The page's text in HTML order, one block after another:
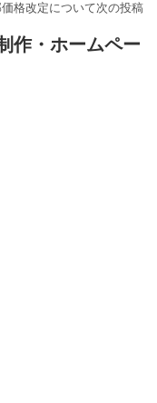
格改定について次の投稿
作・ホームペー